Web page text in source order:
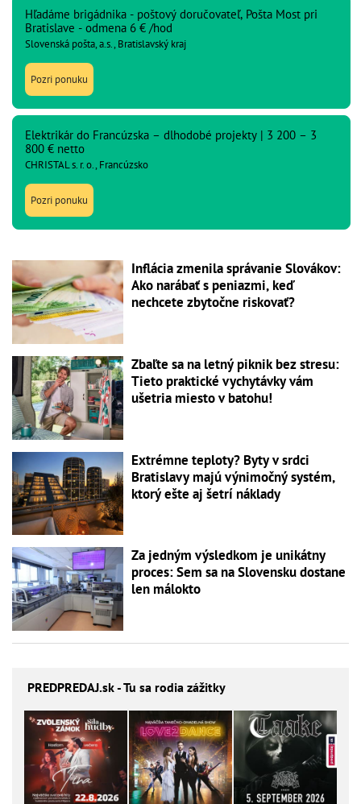
Hľadáme brigádnika - poštový doručovateľ, Pošta Most pri
Bratislave - odmena 6 € /hod
Slovenská pošta, a.s., Bratislavský kraj
Pozri ponuku
Elektrikár do Francúzska – dlhodobé projekty | 3 200 – 3
800 € netto
CHRISTAL s. r. o., Francúzsko
Pozri ponuku
Inflácia zmenila správanie Slovákov:
Ako narábať s peniazmi, keď
nechcete zbytočne riskovať?
Zbaľte sa na letný piknik bez stresu:
Tieto praktické vychytávky vám
ušetria miesto v batohu!
Extrémne teploty? Byty v srdci
Bratislavy majú výnimočný systém,
ktorý ešte aj šetrí náklady
Za jedným výsledkom je unikátny
proces: Sem sa na Slovensku dostane
len málokto
PREDPREDAJ.sk - Tu sa rodia zážitky